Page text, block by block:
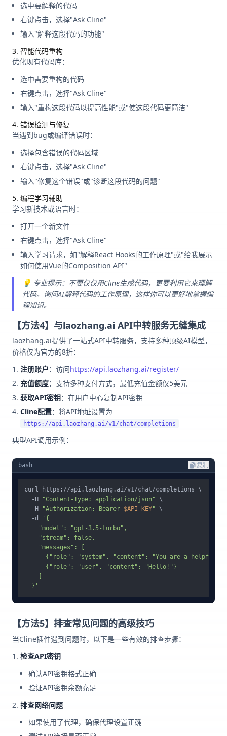
选中要解释的代码
右键点击，选择"Ask Cline"
输入"解释这段代码的功能"
3. 智能代码重构
优化现有代码库：
选中需要重构的代码
右键点击，选择"Ask Cline"
输入"重构这段代码以提高性能"或"使这段代码更简洁"
4. 错误检测与修复
当遇到bug或编译错误时：
选择包含错误的代码区域
右键点击，选择"Ask Cline"
输入"修复这个错误"或"诊断这段代码的问题"
5. 编程学习辅助
学习新技术或语言时：
打开一个新文件
右键点击，选择"Ask Cline"
输入学习请求，如"解释React Hooks的工作原理"或"给我展示
如何使用Vue的Composition API"
💡 专业提示：不要仅仅用Cline生成代码，更要利用它来理解
代码。询问AI解释代码的工作原理，这样你可以更好地掌握编
程知识。
【方法4】与laozhang.ai API中转服务无缝集成
laozhang.ai提供了一站式API中转服务，支持多种顶级AI模型，
价格仅为官方的8折：
注册账户：访问https://api.laozhang.ai/register/
充值额度：支持多种支付方式，最低充值金额仅5美元
获取API密钥：在用户中心复制API密钥
Cline配置：将API地址设置为
https://api.laozhang.ai/v1/chat/completions
典型API调用示例：
bash 复制
curl https://api.laozhang.ai/v1/chat/completions \
  -H
"Content-Type: application/json" \
  -H
"Authorization: Bearer $API_KEY" \
  -d
'{
    "model": "gpt-3.5-turbo",
    "stream": false,
    "messages": [
{"role": "system", "content": "You are a helpful
      {"role": "user", "content": "Hello!"}
  }'
【方法5】排查常见问题的高级技巧
当Cline插件遇到问题时，以下是一些有效的排查步骤：
检查API密钥
确认API密钥格式正确
验证API密钥余额充足
排查网络问题
如果使用了代理，确保代理设置正确